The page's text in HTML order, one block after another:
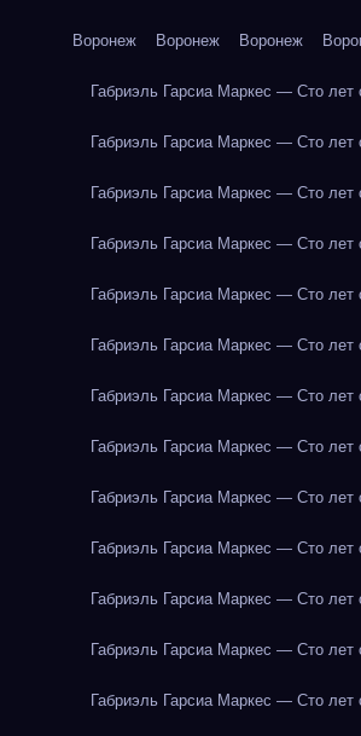
Воронеж Воронеж Воронеж
Габриэль Гарсиа Маркес — Сто лет
Габриэль Гарсиа Маркес — Сто лет
Габриэль Гарсиа Маркес — Сто лет
Габриэль Гарсиа Маркес — Сто лет
Габриэль Гарсиа Маркес — Сто лет
Габриэль Гарсиа Маркес — Сто лет
Габриэль Гарсиа Маркес — Сто лет
Габриэль Гарсиа Маркес — Сто лет
Габриэль Гарсиа Маркес — Сто лет
Габриэль Гарсиа Маркес — Сто лет
Габриэль Гарсиа Маркес — Сто лет
Габриэль Гарсиа Маркес — Сто лет
Габриэль Гарсиа Маркес — Сто лет